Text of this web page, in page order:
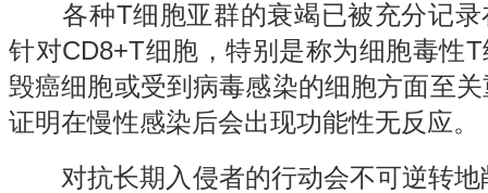
各种T细胞亚群的衰竭已被充分记录
针对CD8+T细胞，特别是称为细胞毒性
毁癌细胞或受到病毒感染的细胞方面至
证明在慢性感染后会出现功能性无反应。
对抗长期入侵者的行动会不可逆转地